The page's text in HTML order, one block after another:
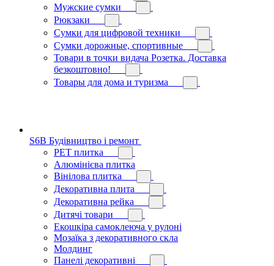
Мужские сумки
Рюкзаки
Сумки для цифровой техники
Сумки дорожные, спортивные
Товари в точки видача Розетка. Доставка
безкоштовно!
Товары для дома и туризма
S6B Будівництво і ремонт
PЕT плитка
Алюмінієва плитка
Вінілова плитка
Декоративна плита
Декоративна рейка
Дитячі товари
Екошкіра самоклеюча у рулоні
Мозаїка з декоративного скла
Молдинг
Панелі декоративні